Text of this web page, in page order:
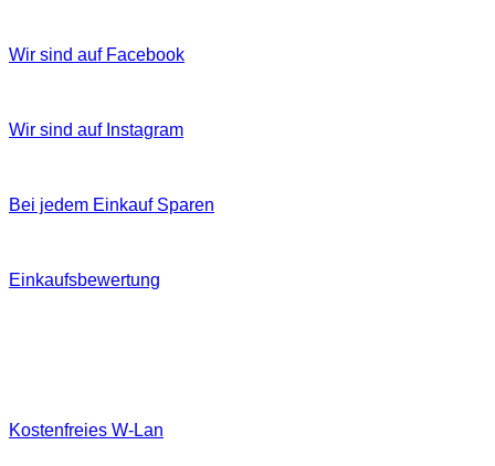
Wir sind auf Facebook
Wir sind auf Instagram
Bei jedem Einkauf Sparen
Einkaufsbewertung
Kostenfreies W‐Lan